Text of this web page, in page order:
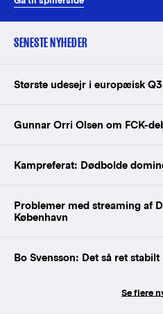
SENESTE NYHEDER
Største udesejr i europæisk
Gunnar Orri Olsen om FCK-
Kampreferat: Dødbolde
Problemer med streaming af
København
Bo Svensson: Det så ret stabilt
Se flere